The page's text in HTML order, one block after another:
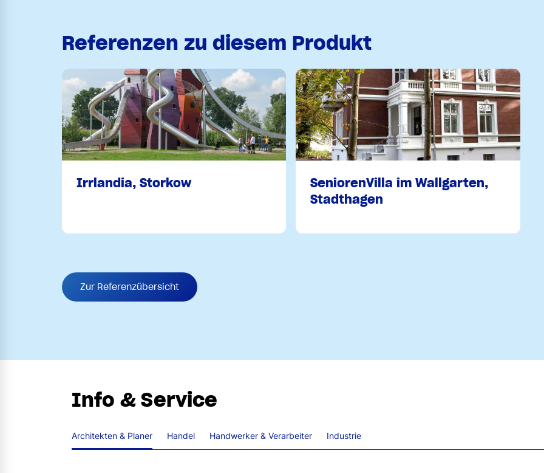
Referenzen zu diesem Produkt
Irrlandia, Storkow
SeniorenVilla im Wallgarten,
Stadthagen
Zur Referenzübersicht
Info & Service
Architekten & Planer Handel Handwerker & Verarbeiter Industrie